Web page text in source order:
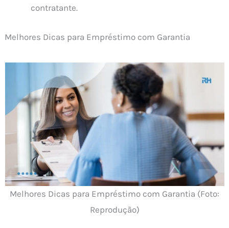
contratante.
Melhores Dicas para Empréstimo com Garantia
Melhores Dicas para Empréstimo com Garantia (Foto:
Reprodução)